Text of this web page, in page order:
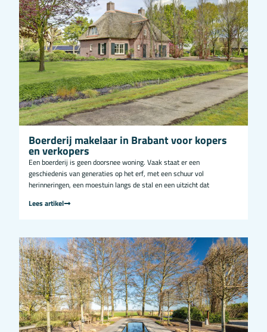
Boerderij makelaar in Brabant voor kopers
en verkopers
Een boerderij is geen doorsnee woning. Vaak staat er een
geschiedenis van generaties op het erf, met een schuur vol
herinneringen, een moestuin langs de stal en een uitzicht dat
Lees artikel